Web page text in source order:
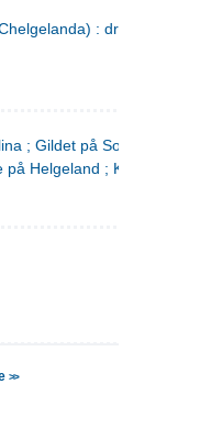
: drama u četiri
; Gildet på Solhaug ; Fru
Helgeland ;
>>